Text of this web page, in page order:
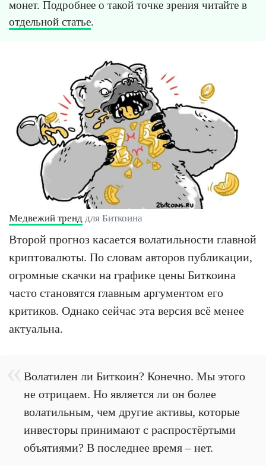
монет. Подробнее о такой точке зрения читайте в
отдельной статье.
Медвежий тренд для Биткоина
Второй прогноз касается волатильности главной
криптовалюты. По словам авторов публикации,
огромные скачки на графике цены Биткоина
часто становятся главным аргументом его
критиков. Однако сейчас эта версия всё менее
актуальна.
Волатилен ли Биткоин? Конечно. Мы этого
не отрицаем. Но является ли он более
волатильным, чем другие активы, которые
инвесторы принимают с распростёртыми
объятиями? В последнее время – нет.